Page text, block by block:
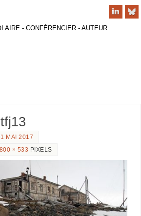
- CONFÉRENCIER - AUTEUR
1 MAI 2017
800 × 533 PIXELS